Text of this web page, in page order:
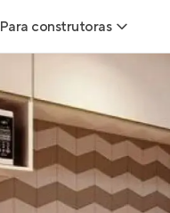
Para construtoras
Geração de Visitas
Geração de Vendas